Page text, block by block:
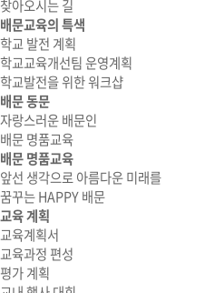
찾아오시는 길
배문교육의 특색
학교 발전 계획
학교교육개선팀 운영계획
학교발전을 위한 워크샵
배문 동문
자랑스러운 배문인
배문 명품교육
배문 명품교육
앞선 생각으로 아름다운 미래를
꿈꾸는 HAPPY 배문
교육 계획
교육계획서
교육과정 편성
평가 계획